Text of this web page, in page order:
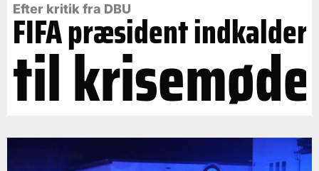
Efter kritik fra DBU
FIFA præsident indkalder
til krisemøde